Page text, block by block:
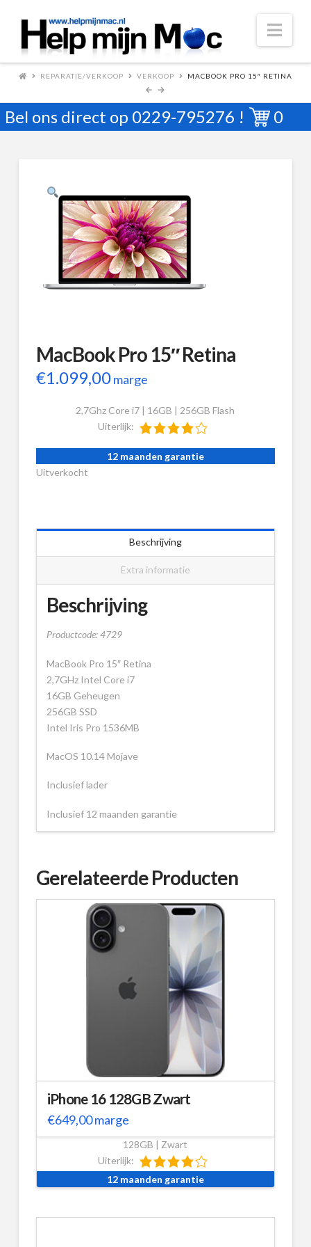
REPARATIE/VERKOOP VERKOOP MACBOOK PRO 15″ RETINA
Bel ons direct op 0229-795276 ! 0
MacBook Pro 15″ Retina
€1.099,00marge
2,7Ghz Core i7 | 16GB | 256GB Flash
Uiterlijk:
12 maanden garantie
Uitverkocht
Beschrijving
Extra informatie
Beschrijving
Productcode: 4729
MacBook Pro 15″ Retina
2,7GHz Intel Core i7
16GB Geheugen
256GB SSD
Intel Iris Pro 1536MB
MacOS 10.14 Mojave
Inclusief lader
Inclusief 12 maanden garantie
Gerelateerde Producten
iPhone 16 128GB Zwart
€649,00marge
128GB | Zwart
Uiterlijk:
12 maanden garantie